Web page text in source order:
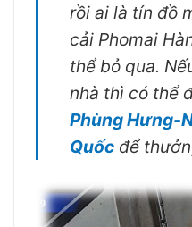
rồi ai là tín đồ
cải Phomai
thể bỏ qua.
nhà thì có thể
Phùng Hưng-
Quốc để